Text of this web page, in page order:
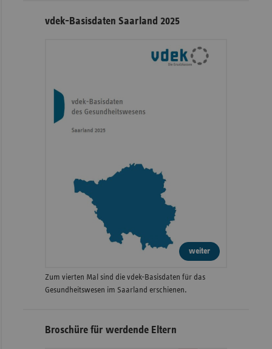
vdek-Basisdaten Saarland 2025
weiter
Zum vierten Mal sind die vdek-Basisdaten für das
Gesundheitswesen im Saarland erschienen.
Broschüre für werdende Eltern